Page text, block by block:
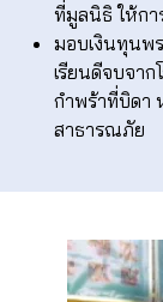
ที่มูลนิธิ ให้ก
มอบเงินทุนพ
เรียนดีจบจาก
กำพร้าที่บิดา
สาธารณภัย